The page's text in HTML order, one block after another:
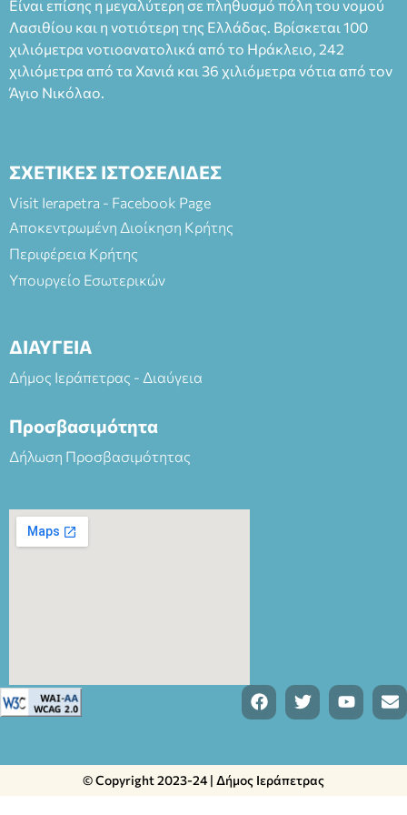
Πλαστήρα), E&G Mini market (Δημοκρατίας 39 Ιεράπετρα)
και στο more.com Χώρος: 3ο Γυμνάσιο Ιεράπετρας
(Είσοδος ΕΠΑ.Λ.) Έναρξη 21:15 Οργάνωση: ΚΝΩΣΟΣ
ΘΕΑΤΡΙΚΕΣ ΠΑΡΑΓΩΓΕΣ ΕΕ
Είναι επίσης η μεγαλύτερη σε πληθυσμό πόλη του νομού
Λασιθίου και η νοτιότερη της Ελλάδας. Βρίσκεται 100
χιλιόμετρα νοτιοανατολικά από το Ηράκλειο, 242
χιλιόμετρα από τα Χανιά και 36 χιλιόμετρα νότια από τον
Άγιο Νικόλαο.
ΣΧΕΤΙΚΕΣ ΙΣΤΟΣΕΛΙΔΕΣ
Visit Ierapetra - Facebook Page
Αποκεντρωμένη Διοίκηση Κρήτης
Περιφέρεια Κρήτης
Υπουργείο Εσωτερικών
ΔΙΑΥΓΕΙΑ
Δήμος Ιεράπετρας - Διαύγεια
Προσβασιμότητα
Δήλωση Προσβασιμότητας
© Copyright 2023-24 | Δήμος Ιεράπετρας